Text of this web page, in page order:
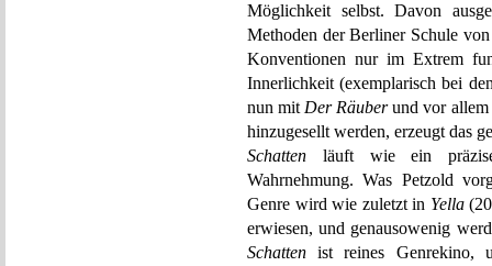
Möglichkeit selbst. Davon
Methoden der Berliner Schule
Konventionen nur im Extrem
Innerlichkeit (exemplarisch bei
nun mit Der Räuberund vor allem
hinzugesellt werden, erzeugt das
Schatten läuft wie ein
Wahrnehmung. Was Petzold
Genre wird wie zuletzt in Yella
erwiesen, und genausowenig
Schatten ist reines Genrekino,